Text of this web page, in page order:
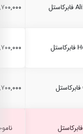
۲,۷۰۰,۰۰۰
۲,۷۰۰,۰۰۰
۲,۷۰۰,۰۰۰